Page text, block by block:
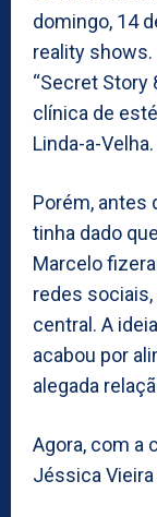
domingo, 14
reality
“Secret Story
clínica de
Linda-a-Velha.
Porém, antes
tinha dado
Marcelo
redes
central. A
acabou por
alegada
Agora, com a
Jéssica